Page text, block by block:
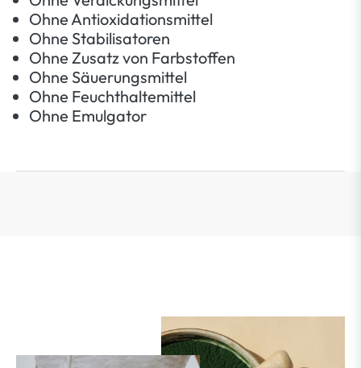
Ohne Antioxidationsmittel
Ohne Stabilisatoren
Ohne Zusatz von Farbstoffen
Ohne Säuerungsmittel
Ohne Feuchthaltemittel
Ohne Emulgator